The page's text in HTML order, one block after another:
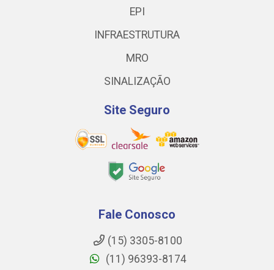
EPI
INFRAESTRUTURA
MRO
SINALIZAÇÃO
Site Seguro
Fale Conosco
(15) 3305-8100
(11) 96393-8174